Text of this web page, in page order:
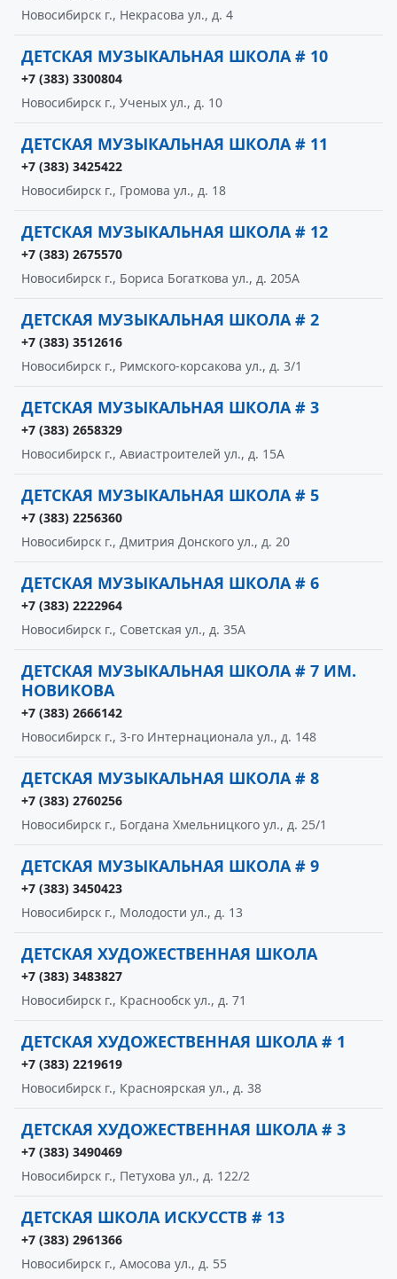
Новосибирск г., Некрасова ул., д. 4
ДЕТСКАЯ МУЗЫКАЛЬНАЯ ШКОЛА # 10
+7 (383) 3300804
Новосибирск г., Ученых ул., д. 10
ДЕТСКАЯ МУЗЫКАЛЬНАЯ ШКОЛА # 11
+7 (383) 3425422
Новосибирск г., Громова ул., д. 18
ДЕТСКАЯ МУЗЫКАЛЬНАЯ ШКОЛА # 12
+7 (383) 2675570
Новосибирск г., Бориса Богаткова ул., д. 205А
ДЕТСКАЯ МУЗЫКАЛЬНАЯ ШКОЛА # 2
+7 (383) 3512616
Новосибирск г., Римского-корсакова ул., д. 3/1
ДЕТСКАЯ МУЗЫКАЛЬНАЯ ШКОЛА # 3
+7 (383) 2658329
Новосибирск г., Авиастроителей ул., д. 15А
ДЕТСКАЯ МУЗЫКАЛЬНАЯ ШКОЛА # 5
+7 (383) 2256360
Новосибирск г., Дмитрия Донского ул., д. 20
ДЕТСКАЯ МУЗЫКАЛЬНАЯ ШКОЛА # 6
+7 (383) 2222964
Новосибирск г., Советская ул., д. 35А
ДЕТСКАЯ МУЗЫКАЛЬНАЯ ШКОЛА # 7 ИМ.
НОВИКОВА
+7 (383) 2666142
Новосибирск г., 3-го Интернационала ул., д. 148
ДЕТСКАЯ МУЗЫКАЛЬНАЯ ШКОЛА # 8
+7 (383) 2760256
Новосибирск г., Богдана Хмельницкого ул., д. 25/1
ДЕТСКАЯ МУЗЫКАЛЬНАЯ ШКОЛА # 9
+7 (383) 3450423
Новосибирск г., Молодости ул., д. 13
ДЕТСКАЯ ХУДОЖЕСТВЕННАЯ ШКОЛА
+7 (383) 3483827
Новосибирск г., Краснообск ул., д. 71
ДЕТСКАЯ ХУДОЖЕСТВЕННАЯ ШКОЛА # 1
+7 (383) 2219619
Новосибирск г., Красноярская ул., д. 38
ДЕТСКАЯ ХУДОЖЕСТВЕННАЯ ШКОЛА # 3
+7 (383) 3490469
Новосибирск г., Петухова ул., д. 122/2
ДЕТСКАЯ ШКОЛА ИСКУССТВ # 13
+7 (383) 2961366
Новосибирск г., Амосова ул., д. 55